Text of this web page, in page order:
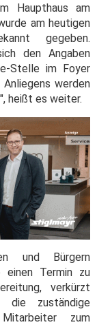
Haupthaus am
am heutigen
gegeben.
den Angaben
Stelle im Foyer
werden
heißt es weiter.
und Bürgern
einen Termin zu
verkürzt
zuständige
zum